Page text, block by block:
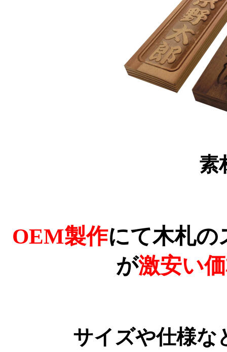
素
OEM製作にて木札の
が激安い
サイズや仕様な